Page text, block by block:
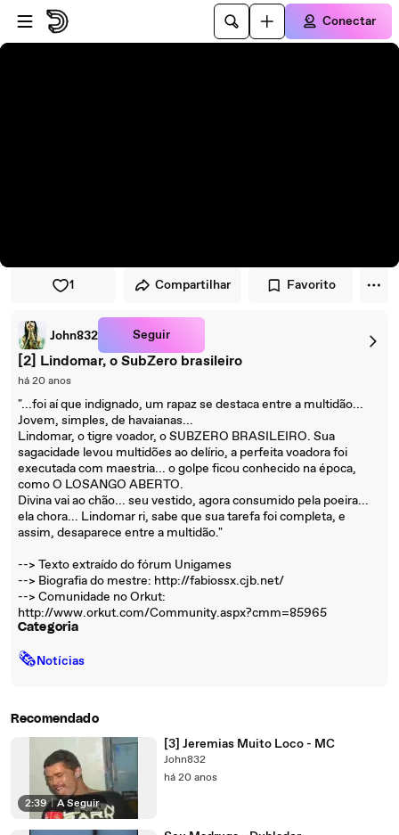
Pular para o player
Ir para o conteúdo principal
Conectar
1 Compartilhar Favorito
John832 Seguir
[2] Lindomar, o SubZero brasileiro
há 20 anos
"...foi aí que indignado, um rapaz se destaca entre a multidão...
Jovem, simples, de havaianas...
Lindomar, o tigre voador, o SUBZERO BRASILEIRO. Sua
sagacidade levou multidões ao delírio, a perfeita voadora foi
executada com maestria... o golpe ficou conhecido na época,
como O LOSANGO ABERTO.
Divina vai ao chão... seu vestido, agora consumido pela poeira...
ela chora... Lindomar ri, sabe que sua tarefa foi completa, e
assim, desaparece entre a multidão."
--> Texto extraído do fórum Unigames
--> Biografia do mestre: http://fabiossx.cjb.net/
--> Comunidade no Orkut:
http://www.orkut.com/Community.aspx?cmm=85965
Categoria
🗞Notícias
Recomendado
2:39 | A Seguir
[3] Jeremias Muito Loco - MC
John832
há 20 anos